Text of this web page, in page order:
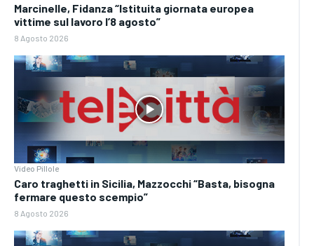
Marcinelle, Fidanza “Istituita giornata europea
vittime sul lavoro l’8 agosto”
8 Agosto 2026
Video Pillole
Caro traghetti in Sicilia, Mazzocchi “Basta, bisogna
fermare questo scempio”
8 Agosto 2026